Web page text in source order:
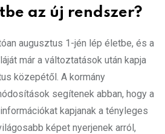
az új rendszer?
augusztus 1-jén lép életbe, és a
már a változtatások után kapja
közepétől. A kormány
segítenek abban, hogy a
kapjanak a tényleges
képet nyerjenek arról,